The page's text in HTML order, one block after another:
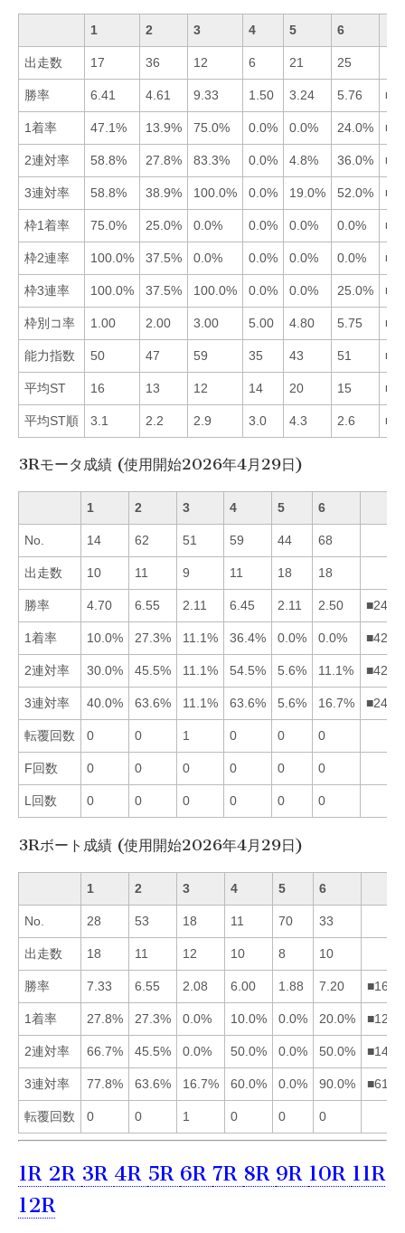
1 2 3 4 5 6
出走数 17 36 12 6 21 25
勝率 6.41 4.61 9.33 1.50 3.24 5.76
1着率 47.1% 13.9% 75.0% 0.0% 0.0% 24.0%
2連対率 58.8% 27.8% 83.3% 0.0% 4.8% 36.0%
3連対率 58.8% 38.9% 100.0% 0.0% 19.0% 52.0%
枠1着率 75.0% 25.0% 0.0% 0.0% 0.0% 0.0%
枠2連率 100.0% 37.5% 0.0% 0.0% 0.0% 0.0%
枠3連率 100.0% 37.5% 100.0% 0.0% 0.0% 25.0%
枠別コ率 1.00 2.00 3.00 5.00 4.80 5.75
能力指数 50 47 59 35 43 51
平均ST 16 13 12 14 20 15
平均ST順 3.1 2.2 2.9 3.0 4.3 2.6
3Rモータ成績 (使用開始2026年4月29日)
1 2 3 4 5 6
No. 14 62 51 59 44 68
出走数 10 11 9 11 18 18
勝率 4.70 6.55 2.11 6.45 2.11 2.50
1着率 10.0% 27.3% 11.1% 36.4% 0.0% 0.0%
2連対率 30.0% 45.5% 11.1% 54.5% 5.6% 11.1%
3連対率 40.0% 63.6% 11.1% 63.6% 5.6% 16.7%
転覆回数 0 0 1 0 0 0
F回数 0 0 0 0 0 0
L回数 0 0 0 0 0 0
3Rボート成績 (使用開始2026年4月29日)
1 2 3 4 5 6
No. 28 53 18 11 70 33
出走数 18 11 12 10 8 10
勝率 7.33 6.55 2.08 6.00 1.88 7.20
1着率 27.8% 27.3% 0.0% 10.0% 0.0% 20.0%
2連対率 66.7% 45.5% 0.0% 50.0% 0.0% 50.0%
3連対率 77.8% 63.6% 16.7% 60.0% 0.0% 90.0%
転覆回数 0 0 1 0 0 0
1R 2R 3R 4R 5R 6R 7R 8R 9R 10R 11R
12R